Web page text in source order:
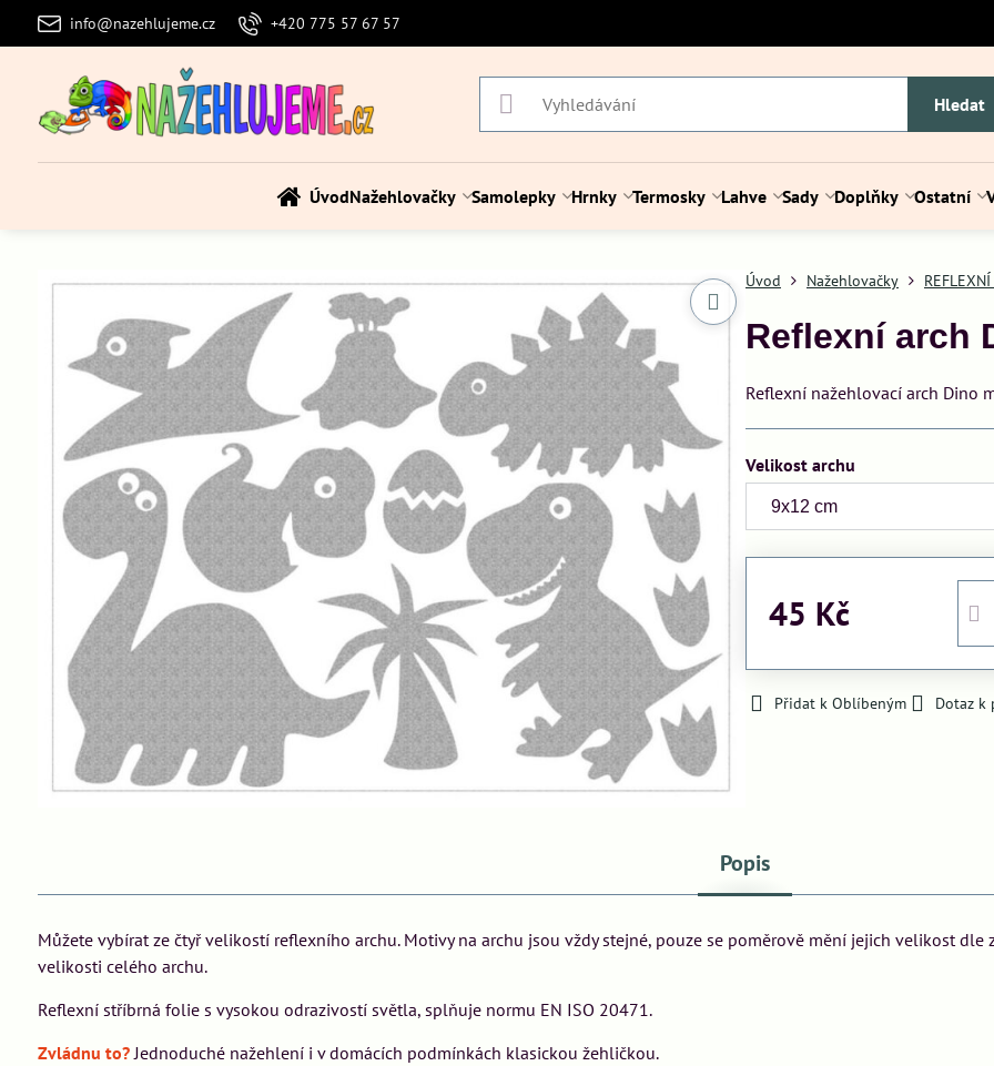
info@nazehlujeme.cz +420 775 57 67 57
Hledat
ÚvodNažehlovačky Samolepky Hrnky Termosky Lahve Sady Doplňky Ostatní
Úvod Nažehlovačky REFLEXNÍ
Reflexní arch
Reflexní nažehlovací arch Dino
Velikost archu
45 Kč
Přidat k Oblíbeným Dotaz k
Popis
Můžete vybírat ze čtyř velikostí reflexního archu. Motivy na archu jsou vždy stejné, pouze se poměrově mění jejich velikost dle
velikosti celého archu.
Reflexní stříbrná folie s vysokou odrazivostí světla, splňuje normu EN ISO 20471.
Zvládnu to?Jednoduché nažehlení i v domácích podmínkách klasickou žehličkou.